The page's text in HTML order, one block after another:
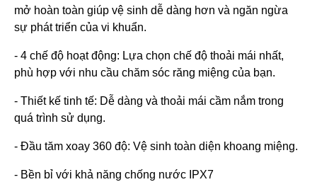
mở hoàn toàn giúp vệ sinh dễ dàng hơn và ngăn ngừa
sự phát triển của vi khuẩn.
- 4 chế độ hoạt động: Lựa chọn chế độ thoải mái nhất,
phù hợp với nhu cầu chăm sóc răng miệng của bạn.
- Thiết kế tinh tế: Dễ dàng và thoải mái cầm nắm trong
quá trình sử dụng.
- Đầu tăm xoay 360 độ: Vệ sinh toàn diện khoang miệng.
- Bền bỉ với khả năng chống nước IPX7